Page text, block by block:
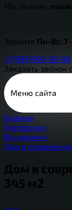
Мы онлайн,
Звоните Пн-Вс: 7
+7(999)999-99-99
Заказать звонок
Меню сайта
Главная
Портфолио
Фундамент
Дом в
Дом в
345 м2